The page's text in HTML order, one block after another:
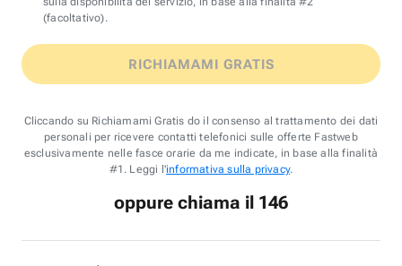
(facoltativo).
RICHIAMAMI GRATIS
Cliccando su Richiamami Gratis do il consenso al trattamento dei dati
personali per ricevere contatti telefonici sulle offerte Fastweb
esclusivamente nelle fasce orarie da me indicate, in base alla finalità
#1. Leggi l'informativa sulla privacy.
oppure chiama il 146